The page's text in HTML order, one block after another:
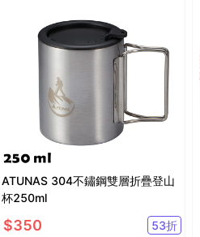
ATUNAS 304不鏽鋼雙層折疊登山
杯250ml
$350 53折